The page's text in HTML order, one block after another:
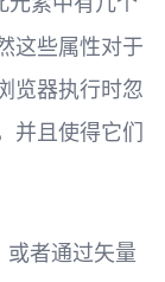
这些属性对于
览器执行时忽
并且使得它们
或者通过矢量